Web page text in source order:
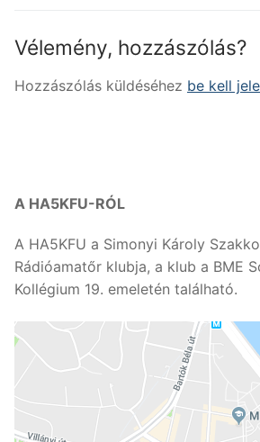
Vélemény, hozzászólás?
Hozzászólás küldéséhez be kell
A HA5KFU-RÓL
A HA5KFU a Simonyi Károly
Rádióamatőr klubja, a klub a BME
Kollégium 19. emeletén található.